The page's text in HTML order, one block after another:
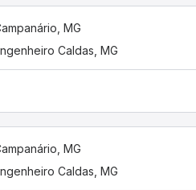
MG
Caldas, MG
MG
Caldas, MG